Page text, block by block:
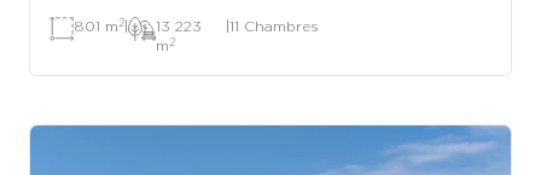
801 m 2|
13 223
m 2
|11 Chambres